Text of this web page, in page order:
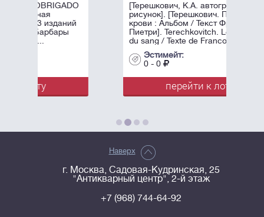
[Терешкович, К.А. автограф и
рисунок]. [Терешкович. Принцы
крови : Альбом / Текст Франсуа
Пиетри]. Terechkovitch. Les princes
du sang / Texte de Francois Pietri. - ...
перейти к лоту
Наверх
г. Москва, Садовая-Кудринская, 25
"Антикварный центр", 2-й этаж
+7 (968) 744-64-92